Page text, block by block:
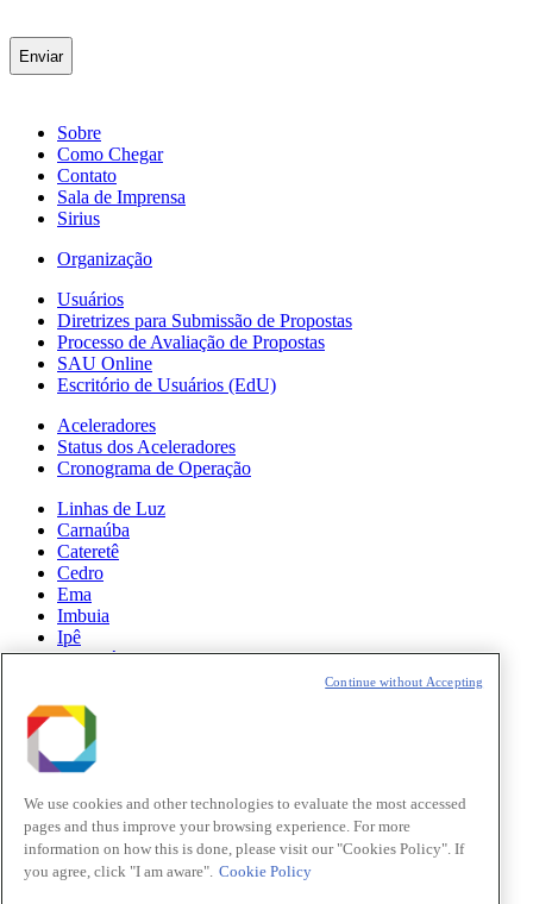
Sobre
Como Chegar
Contato
Sala de Imprensa
Sirius
Organização
Usuários
Diretrizes para Submissão de Propostas
Processo de Avaliação de Propostas
SAU Online
Escritório de Usuários (EdU)
Aceleradores
Status dos Aceleradores
Cronograma de Operação
Linhas de Luz
Carnaúba
Cateretê
Cedro
Ema
Imbuia
Ipê
Manacá
Paineira
Sabiá
Notícias
Ciência
Atualizações do Sirius
Eventos
We use cookies and other technologies to evaluate the most accessed
pages and thus improve your browsing experience. For more
information on how this is done, please visit our "Cookies Policy". If
you agree, click "I am aware". Cookie Policy
Continue without Accepting